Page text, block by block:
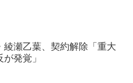
綾瀬乙葉、契約解除「重大
発覚」